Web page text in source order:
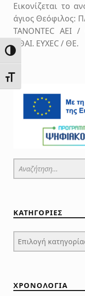
ΕΝΑΛΛΑΓΉ ΥΨΗΛΉΣ
ΕΝΑΛΛΑΓΉ
Εικονίζεται το
άγιος Θεόφιλος:
ΤΑΝΟΝΤΕC ΑΕΙ
CΘΑΙ. ΕΥΧΕC / ΘΕ.
Skip back to main navigation
Αναζήτηση για:
ΚΑΤΗΓΟΡΙΕΣ
ΚΑΤΗΓΟΡΙΕΣ
ΧΡΟΝΟΛΟΓΙΑ